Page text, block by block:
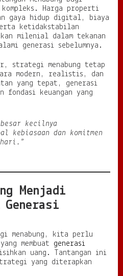
Harga properti
gaya hidup digital, biaya
ketidakstabilan
milenial dalam tekanan
generasi sebelumnya.
strategi menabung tetap
modern, realistis, dan
yang tepat, generasi
fondasi keuangan yang
besar kecilnya
kebiasaan dan komitmen
Menjadi
Generasi
menabung, kita perlu
membuat generasi
uang. Tantangan ini
yang diterapkan